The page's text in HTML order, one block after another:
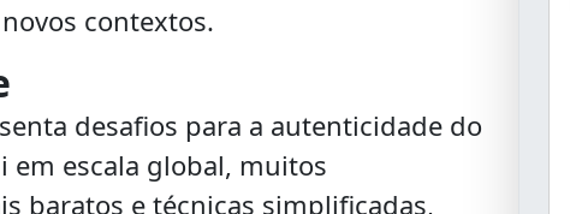
contextos.
desafios para a autenticidade do
em escala global, muitos
baratos e técnicas simplificadas,